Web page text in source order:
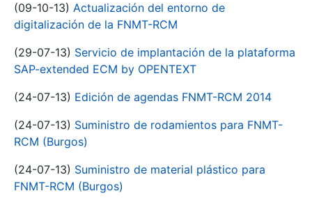
(09-10-13) Actualización del entorno de
digitalización de la FNMT-RCM
(29-07-13) Servicio de implantación de la plataforma
SAP-extended ECM by OPENTEXT
(24-07-13) Edición de agendas FNMT-RCM 2014
(24-07-13) Suministro de rodamientos para FNMT-
RCM (Burgos)
(24-07-13) Suministro de material plástico para
FNMT-RCM (Burgos)